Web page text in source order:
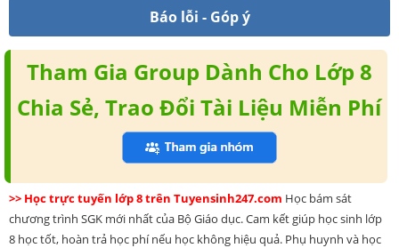
Báo lỗi - Góp ý
Tham Gia Group Dành Cho Lớp 8
Chia Sẻ, Trao Đổi Tài Liệu Miễn Phí
>> Học trực tuyến lớp 8 trên Tuyensinh247.com Học bám sát
chương trình SGK mới nhất của Bộ Giáo dục. Cam kết giúp học sinh lớp
8 học tốt, hoàn trả học phí nếu học không hiệu quả. Phụ huynh và học